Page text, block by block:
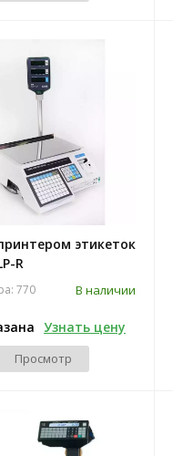
этикеток
R
770 В наличии
Узнать цену
Просмотр